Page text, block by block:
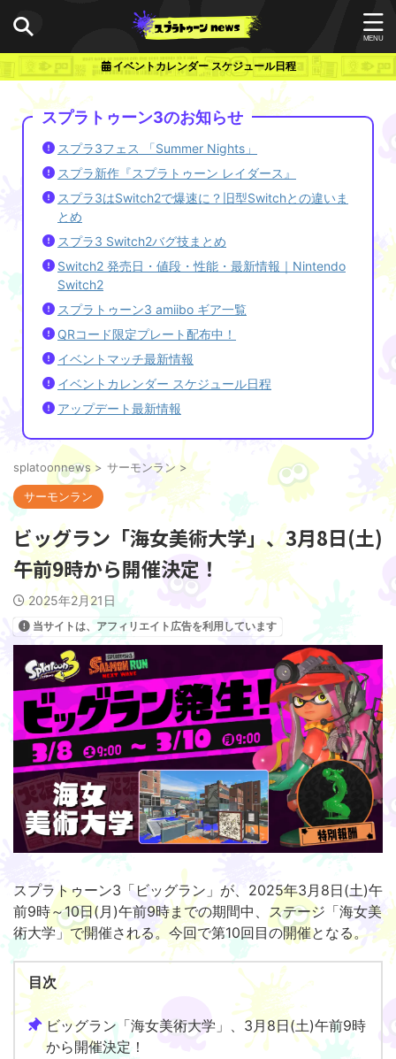
イベントカレンダー スケジュール日程
スプラトゥーン3のお知らせ
スプラ3フェス 「Summer Nights」
スプラ新作『スプラトゥーン レイダース』
スプラ3はSwitch2で爆速に？旧型Switchとの違いま
とめ
スプラ3 Switch2バグ技まとめ
Switch2 発売日・値段・性能・最新情報｜Nintendo
Switch2
スプラトゥーン3 amiibo ギア一覧
QRコード限定プレート配布中！
イベントマッチ最新情報
イベントカレンダー スケジュール日程
アップデート最新情報
splatoonnews > サーモンラン >
サーモンラン
ビッグラン「海女美術大学」、3月8日(土)
午前9時から開催決定！
2025年2月21日
当サイトは、アフィリエイト広告を利用しています
スプラトゥーン3「ビッグラン」が、2025年3月8日(土)午
前9時～10日(月)午前9時までの期間中、ステージ「海女美
術大学」で開催される。今回で第10回目の開催となる。
目次
ビッグラン「海女美術大学」、3月8日(土)午前9時
から開催決定！